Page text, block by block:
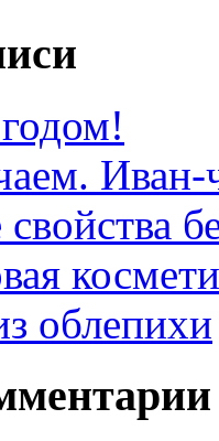
Иван-
облепихи